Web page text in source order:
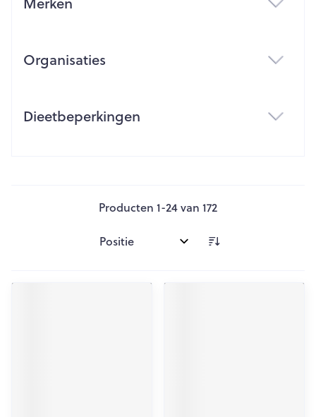
Organisaties
Dieetbeperkingen
Producten 1-24van 172
Sorteer op: